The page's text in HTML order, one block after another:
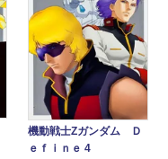
機動戦士Ζガンダム Ｄ
ｅｆｉｎｅ 4